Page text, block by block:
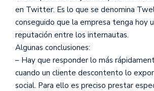
en Twitter. Es lo que se denomina
conseguido que la empresa tenga hoy
reputación entre los internautas.
Algunas conclusiones:
– Hay que responder lo más
cuando un cliente descontento lo
social. Para ello es preciso prestar